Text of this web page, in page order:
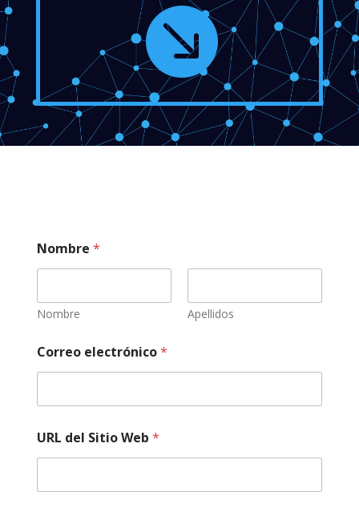

Nombre *
Nombre Apellidos
Correo electrónico*
n
d
c
URL del Sitio Web *